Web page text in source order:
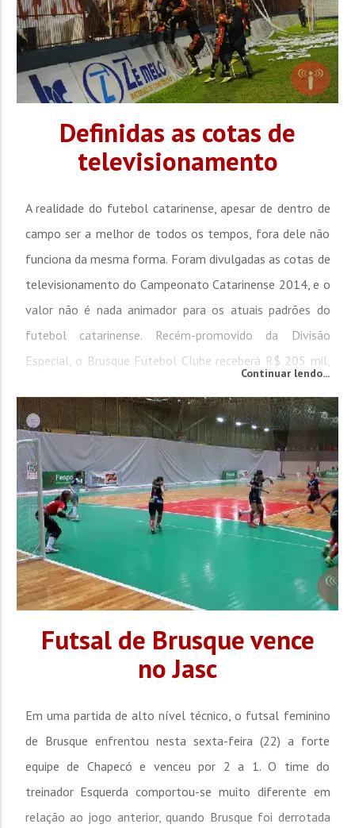
Definidas as cotas de
televisionamento
A realidade do futebol catarinense, apesar de dentro de
campo ser a melhor de todos os tempos, fora dele não
funciona da mesma forma. Foram divulgadas as cotas de
televisionamento do Campeonato Catarinense 2014, e o
valor não é nada animador para os atuais padrões do
futebol catarinense. Recém-promovido da Divisão
Especial, o Brusque Futebol Clube receberá R$ 205 mil,
de Futebol, que receberá R$ 400 mil de comissão por ser
a...
Continuar lendo...
Futsal de Brusque vence
no Jasc
Em uma partida de alto nível técnico, o futsal feminino
de Brusque enfrentou nesta sexta-feira (22) a forte
equipe de Chapecó e venceu por 2 a 1. O time do
treinador Esquerda comportou-se muito diferente em
relação ao jogo anterior, quando Brusque foi derrotada